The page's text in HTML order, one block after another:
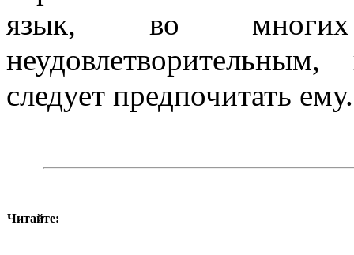
язык, во многих
следует предпочитать ему.
Читайте: